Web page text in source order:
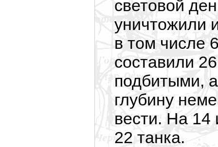
световой
уничтожили
в том числе
составили
подбитыми,
глубину
вести. На 14
22 танка.